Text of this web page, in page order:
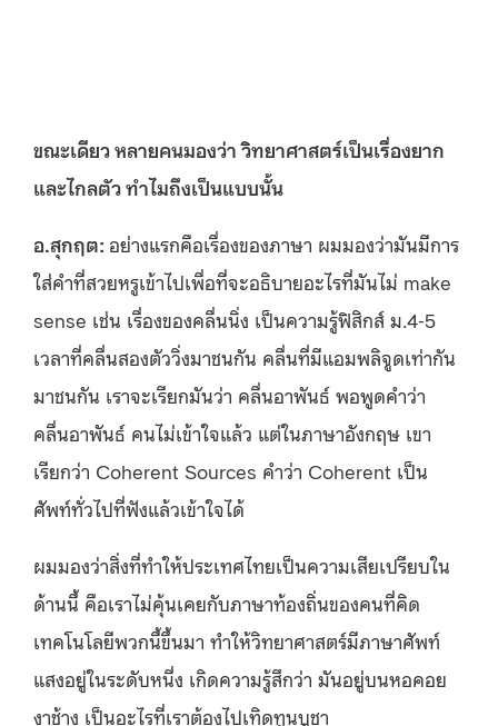
ขณะเดียว หลายคนมองว่า วิทยาศาสตร์เป็นเรื่องยาก
และไกลตัว ทำไมถึงเป็นแบบนั้น
อ.สุกฤต: อย่างแรกคือเรื่องของภาษา ผมมองว่ามันมีการ
ใส่คำที่สวยหรูเข้าไปเพื่อที่จะอธิบายอะไรที่มันไม่ make
sense เช่น เรื่องของคลื่นนิ่ง เป็นความรู้ฟิสิกส์ ม.4-5
เวลาที่คลื่นสองตัววิ่งมาชนกัน คลื่นที่มีแอมพลิจูดเท่ากัน
มาชนกัน เราจะเรียกมันว่า คลื่นอาพันธ์ พอพูดคำว่า
คลื่นอาพันธ์ คนไม่เข้าใจแล้ว แต่ในภาษาอังกฤษ เขา
เรียกว่า Coherent Sources คำว่า Coherent เป็น
ศัพท์ทั่วไปที่ฟังแล้วเข้าใจได้
ผมมองว่าสิ่งที่ทำให้ประเทศไทยเป็นความเสียเปรียบใน
ด้านนี้ คือเราไม่คุ้นเคยกับภาษาท้องถิ่นของคนที่คิด
เทคโนโลยีพวกนี้ขึ้นมา ทำให้วิทยาศาสตร์มีภาษาศัพท์
แสงอยู่ในระดับหนึ่ง เกิดความรู้สึกว่า มันอยู่บนหอคอย
งาช้าง เป็นอะไรที่เราต้องไปเทิดทูนบูชา